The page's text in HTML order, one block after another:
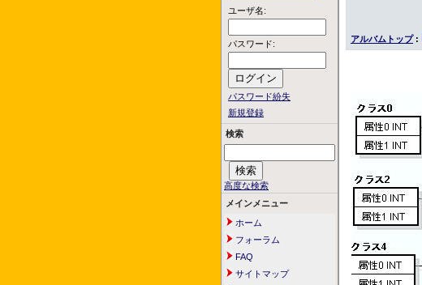
ユーザ名:
パスワード:
パスワード紛失
新規登録
検索
高度な検索
メインメニュー
ホーム
フォーラム
FAQ
サイトマップ
アルバムトップ: